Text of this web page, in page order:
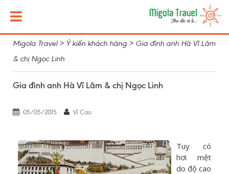
Migola Travel> Ý kiến khách hàng > Gia đình anh Hà Vĩ Lâm
& chị Ngọc Linh
Gia đình anh Hà Vĩ Lâm & chị Ngọc Linh
05/05/2015 Vĩ Cao
Tuy có
hơi mệt
do độ cao